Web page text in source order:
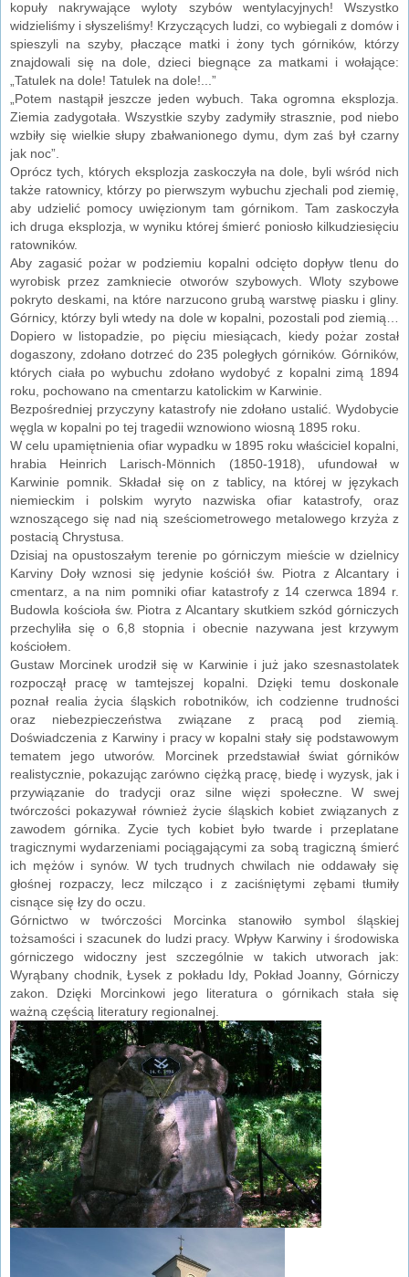
kopuły nakrywające wyloty szybów wentylacyjnych! Wszystko
widzieliśmy i słyszeliśmy! Krzyczących ludzi, co wybiegali z domów i
spieszyli na szyby, płaczące matki i żony tych górników, którzy
znajdowali się na dole, dzieci biegnące za matkami i wołające:
„Tatulek na dole! Tatulek na dole!...”
„Potem nastąpił jeszcze jeden wybuch. Taka ogromna eksplozja.
Ziemia zadygotała. Wszystkie szyby zadymiły strasznie, pod niebo
wzbiły się wielkie słupy zbałwanionego dymu, dym zaś był czarny
jak noc”.
Oprócz tych, których eksplozja zaskoczyła na dole, byli wśród nich
także ratownicy, którzy po pierwszym wybuchu zjechali pod ziemię,
aby udzielić pomocy uwięzionym tam górnikom. Tam zaskoczyła
ich druga eksplozja, w wyniku której śmierć poniosło kilkudziesięciu
ratowników.
Aby zagasić pożar w podziemiu kopalni odcięto dopływ tlenu do
wyrobisk przez zamkniecie otworów szybowych. Wloty szybowe
pokryto deskami, na które narzucono grubą warstwę piasku i gliny.
Górnicy, którzy byli wtedy na dole w kopalni, pozostali pod ziemią…
Dopiero w listopadzie, po pięciu miesiącach, kiedy pożar został
dogaszony, zdołano dotrzeć do 235 poległych górników. Górników,
których ciała po wybuchu zdołano wydobyć z kopalni zimą 1894
roku, pochowano na cmentarzu katolickim w Karwinie.
Bezpośredniej przyczyny katastrofy nie zdołano ustalić. Wydobycie
węgla w kopalni po tej tragedii wznowiono wiosną 1895 roku.
W celu upamiętnienia ofiar wypadku w 1895 roku właściciel kopalni,
hrabia Heinrich Larisch-Mönnich (1850-1918), ufundował w
Karwinie pomnik. Składał się on z tablicy, na której w językach
niemieckim i polskim wyryto nazwiska ofiar katastrofy, oraz
wznoszącego się nad nią sześciometrowego metalowego krzyża z
postacią Chrystusa.
Dzisiaj na opustoszałym terenie po górniczym mieście w dzielnicy
Karviny Doły wznosi się jedynie kościół św. Piotra z Alcantary i
cmentarz, a na nim pomniki ofiar katastrofy z 14 czerwca 1894 r.
Budowla kościoła św. Piotra z Alcantary skutkiem szkód górniczych
przechyliła się o 6,8 stopnia i obecnie nazywana jest krzywym
kościołem.
Gustaw Morcinek urodził się w Karwinie i już jako szesnastolatek
rozpoczął pracę w tamtejszej kopalni. Dzięki temu doskonale
poznał realia życia śląskich robotników, ich codzienne trudności
oraz niebezpieczeństwa związane z pracą pod ziemią.
Doświadczenia z Karwiny i pracy w kopalni stały się podstawowym
tematem jego utworów. Morcinek przedstawiał świat górników
realistycznie, pokazując zarówno ciężką pracę, biedę i wyzysk, jak i
przywiązanie do tradycji oraz silne więzi społeczne. W swej
twórczości pokazywał również życie śląskich kobiet związanych z
zawodem górnika. Zycie tych kobiet było twarde i przeplatane
tragicznymi wydarzeniami pociągającymi za sobą tragiczną śmierć
ich mężów i synów. W tych trudnych chwilach nie oddawały się
głośnej rozpaczy, lecz milcząco i z zaciśniętymi zębami tłumiły
cisnące się łzy do oczu.
Górnictwo w twórczości Morcinka stanowiło symbol śląskiej
tożsamości i szacunek do ludzi pracy. Wpływ Karwiny i środowiska
górniczego widoczny jest szczególnie w takich utworach jak:
Wyrąbany chodnik, Łysek z pokładu Idy, Pokład Joanny, Górniczy
zakon. Dzięki Morcinkowi jego literatura o górnikach stała się
ważną częścią literatury regionalnej.